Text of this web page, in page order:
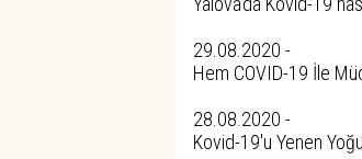
29.08.2020 -
Hem COVID-19 İle
28.08.2020 -
Kovid-19'u Yenen